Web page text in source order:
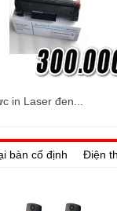
in Laser đen...
bàn cố định Điện